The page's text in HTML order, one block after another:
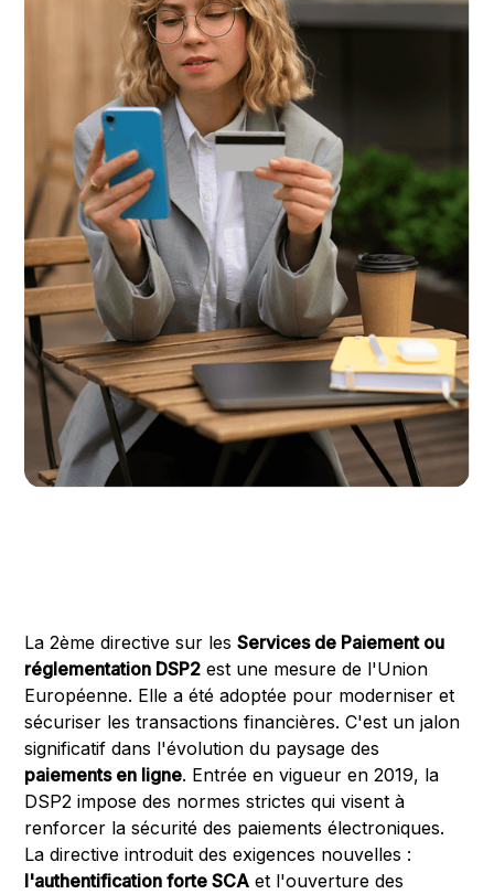
La 2ème directive sur lesServices de Paiement ou
réglementation DSP2 est une mesure de l'Union
Européenne. Elle a été adoptée pour moderniser et
sécuriser les transactions financières. C'est un jalon
significatif dans l'évolution du paysage des
paiements en ligne. Entrée en vigueur en 2019, la
DSP2 impose des normes strictes qui visent à
renforcer la sécurité des paiements électroniques.
La directive introduit des exigences nouvelles :
l'authentification forte SCA et l'ouverture des